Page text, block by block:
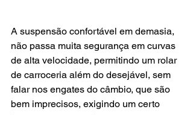
A suspensão confortável em demasia,
não passa muita segurança em curvas
de alta velocidade, permitindo um rolar
de carroceria além do desejável, sem
falar nos engates do câmbio, que são
bem imprecisos, exigindo um certo